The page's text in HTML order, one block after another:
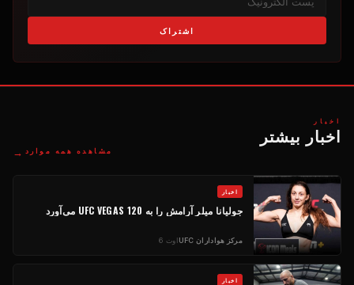
اشتراک
اخبار
اخبار بیشتر
مشاهده همه موارد →
اخبار
جولیانا میلر آرامش را به UFC VEGAS 120 می‌آورد
مرکز هواداران UFC اوت 6
اخبار